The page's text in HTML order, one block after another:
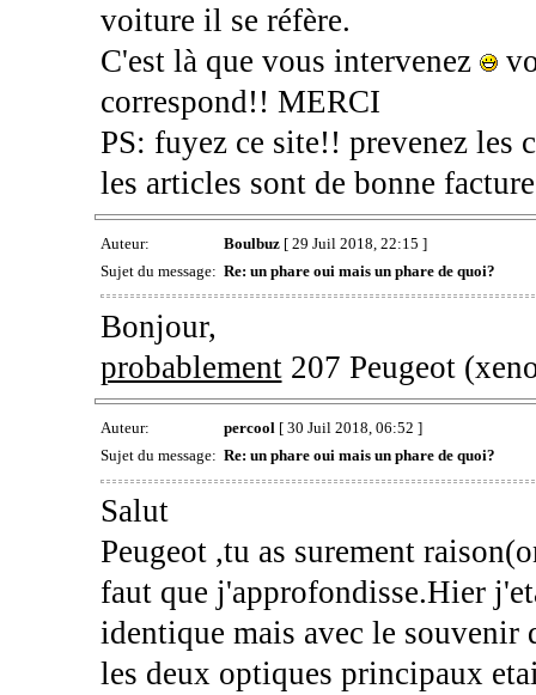
voiture il se réfère.
C'est là que vous intervenez
correspond!! MERCI
PS: fuyez ce site!! prevenez les
les articles sont de bonne
Auteur: Boulbuz[ 29 Juil 2018, 22:15 ]
Sujet du message: Re: un phare oui mais un phare de quoi?
Bonjour,
probablement207 Peugeot
Auteur: percool [ 30 Juil 2018, 06:52 ]
Sujet du message: Re: un phare oui mais un phare de quoi?
Salut
Peugeot ,tu as surement
faut que j'approfondisse.Hier
identique mais avec le souvenir
les deux optiques principaux